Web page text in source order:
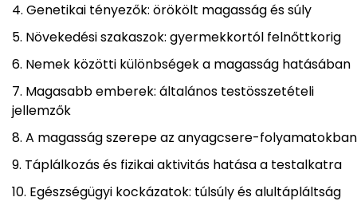
Genetikai tényezők: örökölt magasság és súly
Növekedési szakaszok: gyermekkortól felnőttkorig
Nemek közötti különbségek a magasság hatásában
Magasabb emberek: általános testösszetételi
jellemzők
A magasság szerepe az anyagcsere-folyamatokban
Táplálkozás és fizikai aktivitás hatása a testalkatra
Egészségügyi kockázatok: túlsúly és alultápláltság